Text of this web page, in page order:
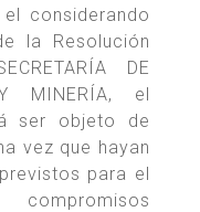
considerando
la Resolución
DE
Y MINERÍA, el
ser objeto de
vez que hayan
para el